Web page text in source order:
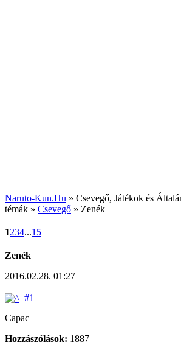
Naruto-Kun.Hu » Csevegő, Játékok és
témák » Csevegő » Zenék
1234...15
Zenék
2016.02.28. 01:27
#1
Capac
Hozzászólások: 1887